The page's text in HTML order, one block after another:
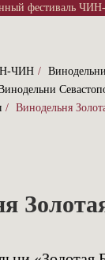
фестиваль
ЧИН /
/ Винодельня